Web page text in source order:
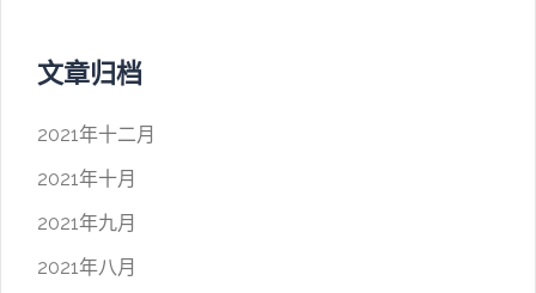
文章归档
2021年十二月
2021年十月
2021年九月
2021年八月